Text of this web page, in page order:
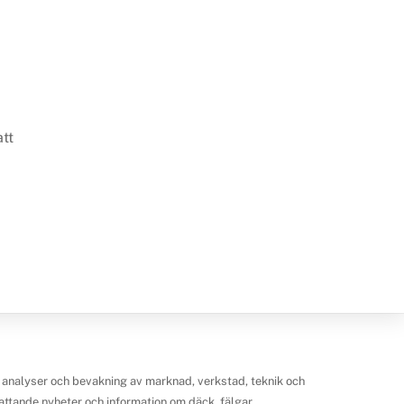
och bevakning av marknad, verkstad, teknik och